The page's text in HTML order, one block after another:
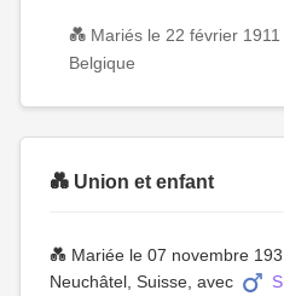
💑 Mariés le 22 février
Belgique
💑 Union et enfant
💑 Mariée le 07 novembre
Neuchâtel, Suisse, avec